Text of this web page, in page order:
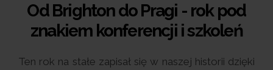
Od Brighton do Pragi - rok pod
znakiem konferencji i szkoleń
Ten rok na stałe zapisał się w naszej historii dzięki